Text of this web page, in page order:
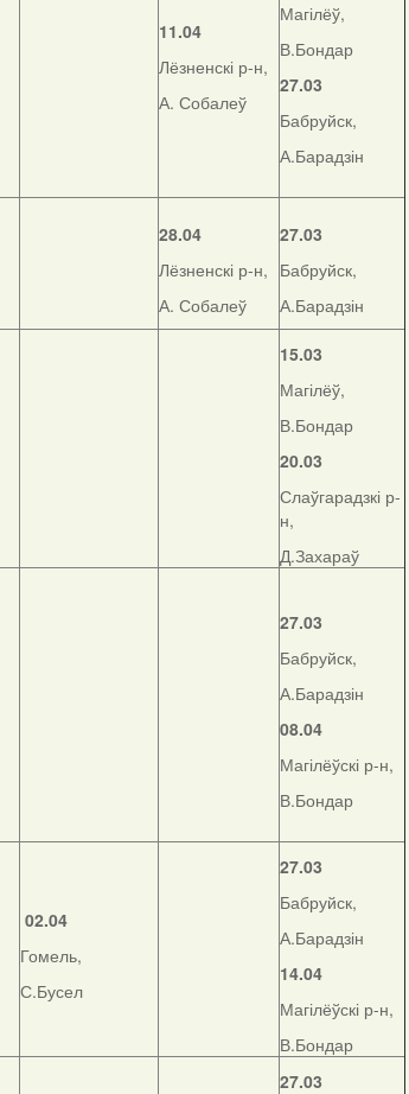
11.04
Лёзненскі р-н,
А. Собалеў
Магілёў,
В.Бондар
27.03
Бабруйск,
А.Барадзін
28.04
Лёзненскі р-н,
А. Собалеў
27.03
Бабруйск,
А.Барадзін
15.03
Магілёў,
В.Бондар
20.03
Слаўгарадзкі р-
н,
Д.Захараў
27.03
Бабруйск,
А.Барадзін
08.04
Магілёўскі р-н,
В.Бондар
02.04
Гомель,
С.Бусел
27.03
Бабруйск,
А.Барадзін
14.04
Магілёўскі р-н,
В.Бондар
27.03